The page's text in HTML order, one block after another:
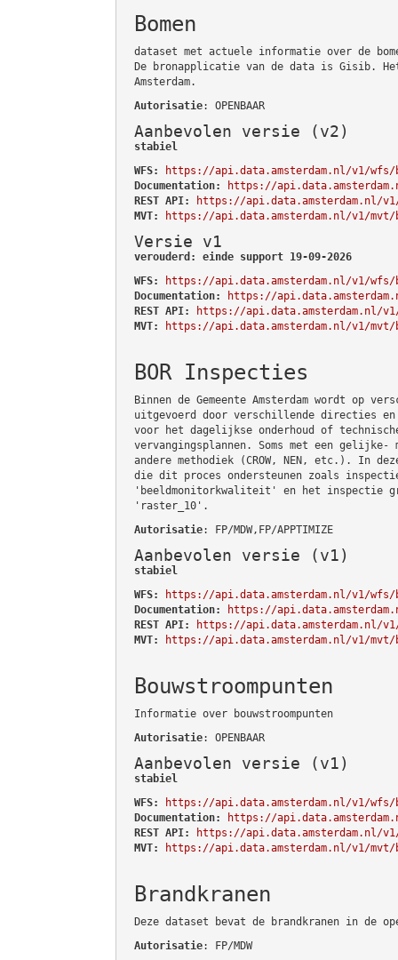
Bomen
dataset met actuele informatie over de
De bronapplicatie van de data is Gisib. Het
Amsterdam.
Autorisatie: OPENBAAR
Aanbevolen versie (v2)
stabiel
WFS:
https://api.data.amsterdam.nl/v1/wfs/
Documentation:
https://
REST API:
https://api.data.amsterdam.nl/v1/
MVT:
https://api.data.amsterdam.nl/v1/mvt/
Versie v1
verouderd: einde support 19-09-2026
WFS:
https://api.data.amsterdam.nl/v1/wfs/
Documentation:
https://
REST API:
https://api.data.amsterdam.nl/v1/
MVT:
https://api.data.amsterdam.nl/v1/mvt/
BOR Inspecties
Binnen de Gemeente Amsterdam wordt op
uitgevoerd door verschillende directies
voor het dagelijkse onderhoud of
vervangingsplannen. Soms met een gelijke-
andere methodiek (CROW, NEN, etc.). In
die dit proces ondersteunen zoals
'beeldmonitorkwaliteit' en het inspectie
'raster_10'.
Autorisatie: FP/MDW,FP/APPTIMIZE
Aanbevolen versie (v1)
stabiel
WFS:
https://api.data.amsterdam.nl/v1/wfs/
Documentation:
https://
REST API:
https://api.data.amsterdam.nl/
MVT:
https://api.data.amsterdam.nl/v1/mvt/
Bouwstroompunten
Informatie over bouwstroompunten
Autorisatie: OPENBAAR
Aanbevolen versie (v1)
stabiel
WFS:
https://api.data.amsterdam.nl/v1/wfs/
Documentation:
https://
REST API:
https://api.data.amsterdam.nl/v1/
MVT:
https://api.data.amsterdam.nl/v1/mvt/
Brandkranen
Deze dataset bevat de brandkranen in de
Autorisatie: FP/MDW